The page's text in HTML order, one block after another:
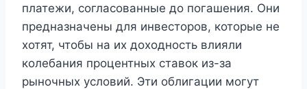
платежи, согласованные до погашения. Они
предназначены для инвесторов, которые не
хотят, чтобы на их доходность влияли
колебания процентных ставок из-за
рыночных условий. Эти облигации могут